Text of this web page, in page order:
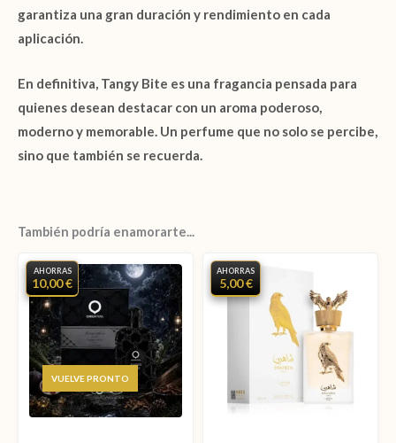
garantiza una gran duración y rendimiento en cada
aplicación.
En definitiva, Tangy Bite es una fragancia pensada para
quienes desean destacar con un aroma poderoso,
moderno y memorable. Un perfume que no solo se percibe,
sino que también se recuerda.
También podría enamorarte...
AHORRAS
10,00 €
AGOTADO
AHORRAS
5,00 €